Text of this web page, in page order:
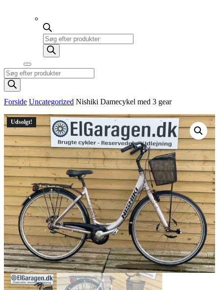
Products
search
Products
search
Forside Uncategorized Nishiki Damecykel med 3 gear
Udsolgt!